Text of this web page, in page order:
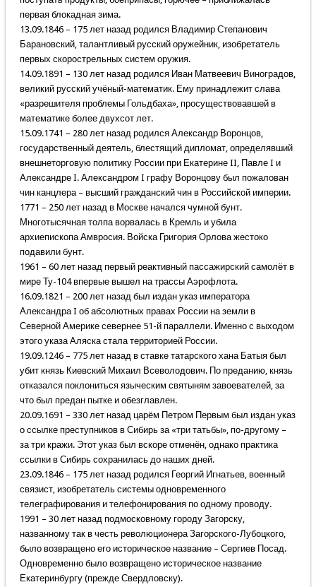
первая блокадная зима.
13.09.1846 – 175 лет назад родился Владимир Степанович
Барановский, талантливый русский оружейник, изобретатель
первых скорострельных систем оружия.
14.09.1891 – 130 лет назад родился Иван Матвеевич Виноградов,
великий русский учёный-математик. Ему принадлежит слава
«разрешителя проблемы Гольдбаха», просуществовавшей в
математике более двухсот лет.
15.09.1741 – 280 лет назад родился Александр Воронцов,
государственный деятель, блестящий дипломат, определявший
внешнеторговую политику России при Екатерине II, Павле I и
Александре I. Александром I графу Воронцову был пожалован
чин канцлера – высший гражданский чин в Российской империи.
1771 – 250 лет назад в Москве начался чумной бунт.
Многотысячная толпа ворвалась в Кремль и убила
архиепископа Амвросия. Войска Григория Орлова жестоко
подавили бунт.
1961 – 60 лет назад первый реактивный пассажирский самолёт в
мире Ту-104 впервые вышел на трассы Аэрофлота.
16.09.1821 – 200 лет назад был издан указ императора
Александра I об абсолютных правах России на земли в
Северной Америке севернее 51-й параллели. Именно с выходом
этого указа Аляска стала территорией России.
19.09.1246 – 775 лет назад в ставке татарского хана Батыя был
убит князь Киевский Михаил Всеволодович. По преданию, князь
отказался поклониться языческим святыням завоевателей, за
что был предан пытке и обезглавлен.
20.09.1691 – 330 лет назад царём Петром Первым был издан указ
о ссылке преступников в Сибирь за «три татьбы», по-другому –
за три кражи. Этот указ был вскоре отменён, однако практика
ссылки в Сибирь сохранилась до наших дней.
23.09.1846 – 175 лет назад родился Георгий Игнатьев, военный
связист, изобретатель системы одновременного
телеграфирования и телефонирования по одному проводу.
1991 – 30 лет назад подмосковному городу Загорску,
названному так в честь революционера Загорского-Лубоцкого,
было возвращено его историческое название – Сергиев Посад.
Одновременно было возвращено историческое название
Екатеринбургу (прежде Свердловску).